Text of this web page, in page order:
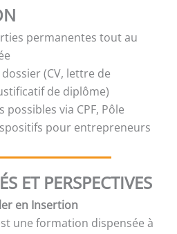
permanentes tout au
(CV, lettre de
de diplôme)
possibles via CPF, Pôle
pour entrepreneurs
ET PERSPECTIVES
en Insertion
une formation dispensée à